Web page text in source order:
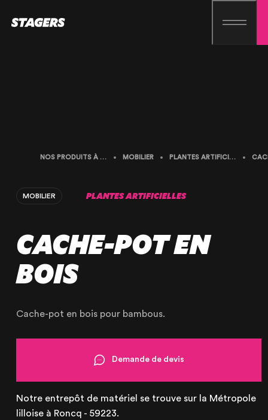
NOTRE ENTREPRISE
NOS EXPERTISES
NOS RÉALISATIONS
NOS PRODUITS À LOUER
NOS PRODUITS À LA LOCATION MOBILIER PLANTES ARTIFICIELLES
MOBILIER PLANTES ARTIFICIELLES
CACHE-POT EN
BOIS
Cache-pot en bois pour bambous.
Demande de devis
Notre entrepôt de matériel se trouve sur la Métropole
lilloise à Roncq - 59223.